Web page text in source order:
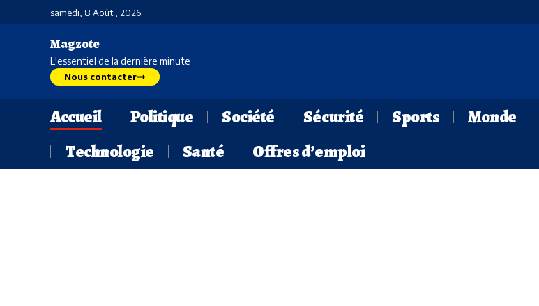
samedi, 8 Août , 2026
Magzote
L'essentiel de la dernière minute
Nous contacter
Accueil Politique Société Sécurité Sports Monde
Technologie
Santé Offres d’emploi